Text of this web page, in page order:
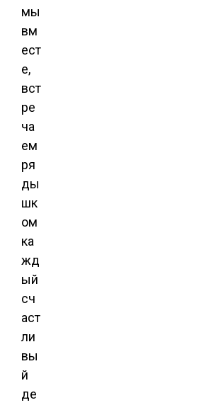
мы
вм
ест
е,
вст
ре
ча
ем
ря
ды
шк
ом
ка
жд
ый
сч
аст
ли
вы
й
де